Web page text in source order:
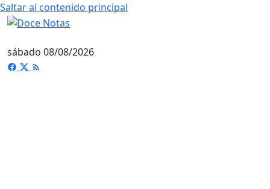
Saltar al contenido principal
sábado 08/08/2026